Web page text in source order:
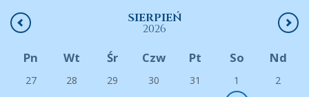
SIERPIEŃ
2026
Pn Wt Śr Czw Pt So Nd
27 28 29 30 31 1
2